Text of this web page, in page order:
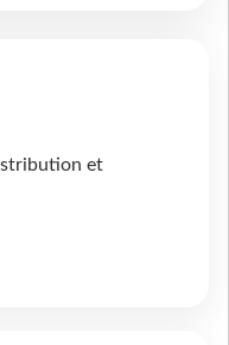
et